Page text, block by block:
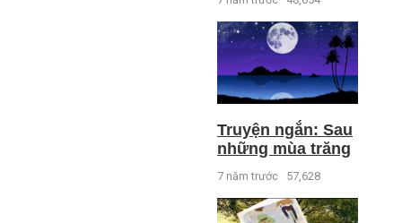
Truyện ngắn: Sau
những mùa trăng
7 năm trước 57,628